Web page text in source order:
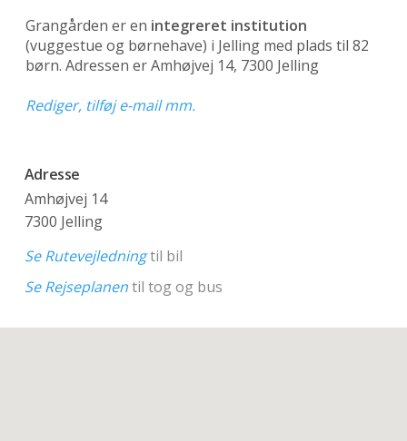
Grangården er en integreret institution
(vuggestue og børnehave) i Jelling med plads til 82
børn. Adressen er Amhøjvej 14, 7300 Jelling
Rediger, tilføj e-mail mm.
Adresse
Amhøjvej 14
7300 Jelling
Se Rutevejledningtil bil
Se Rejseplanentil tog og bus